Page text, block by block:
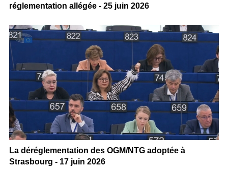
réglementation allégée - 25 juin 2026
La déréglementation des OGM/NTG adoptée à
Strasbourg - 17 juin 2026